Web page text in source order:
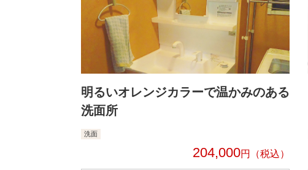
明るいオレンジカラーで温かみのある
洗面所
洗面
204,000円